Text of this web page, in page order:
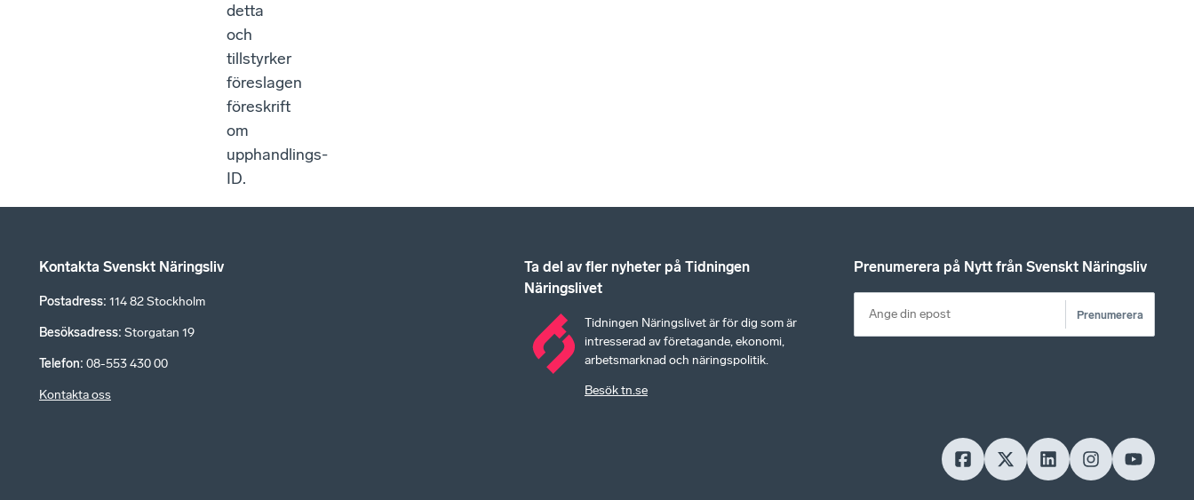
detta
och
tillstyrker
föreslagen
föreskrift
om
upphandlings-
ID.
Kontakta Svenskt Näringsliv
Postadress: 114 82 Stockholm
Besöksadress: Storgatan 19
Telefon: 08-553 430 00
Kontakta oss
Ta del av fler nyheter på Tidningen
Näringslivet
Tidningen Näringslivet är för dig som är
intresserad av företagande, ekonomi,
arbetsmarknad och näringspolitik.
Besök tn.se
Prenumerera på Nytt från Svenskt Näringsliv
Prenumerera